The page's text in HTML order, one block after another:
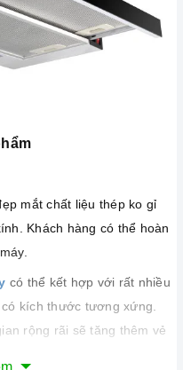
mắt chất liệu thép ko gỉ
Khách hàng có thể hoàn
có thể kết hợp với rất nhiều
kích thước tương xứng.
rộng rãi sẽ tăng thêm vẻ